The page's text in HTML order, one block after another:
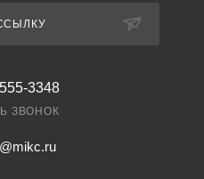
3348
ЗВОНОК